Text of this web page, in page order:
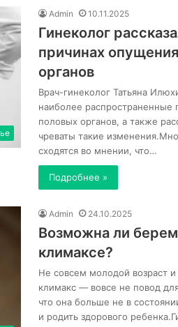
Admin 10.11.2025
Гинеколог
причинах
органов
Врач-гинеколог Татьяна
наиболее
половых органов, а также
чреваты такие
сходятся во мнении, что…
Подробнее »
Admin 24.10.2025
Возможна ли
климаксе?
Не совсем молодой возраст
климакс — вовсе не повод
что она больше не в
и родить здорового
использования
оптики в
и